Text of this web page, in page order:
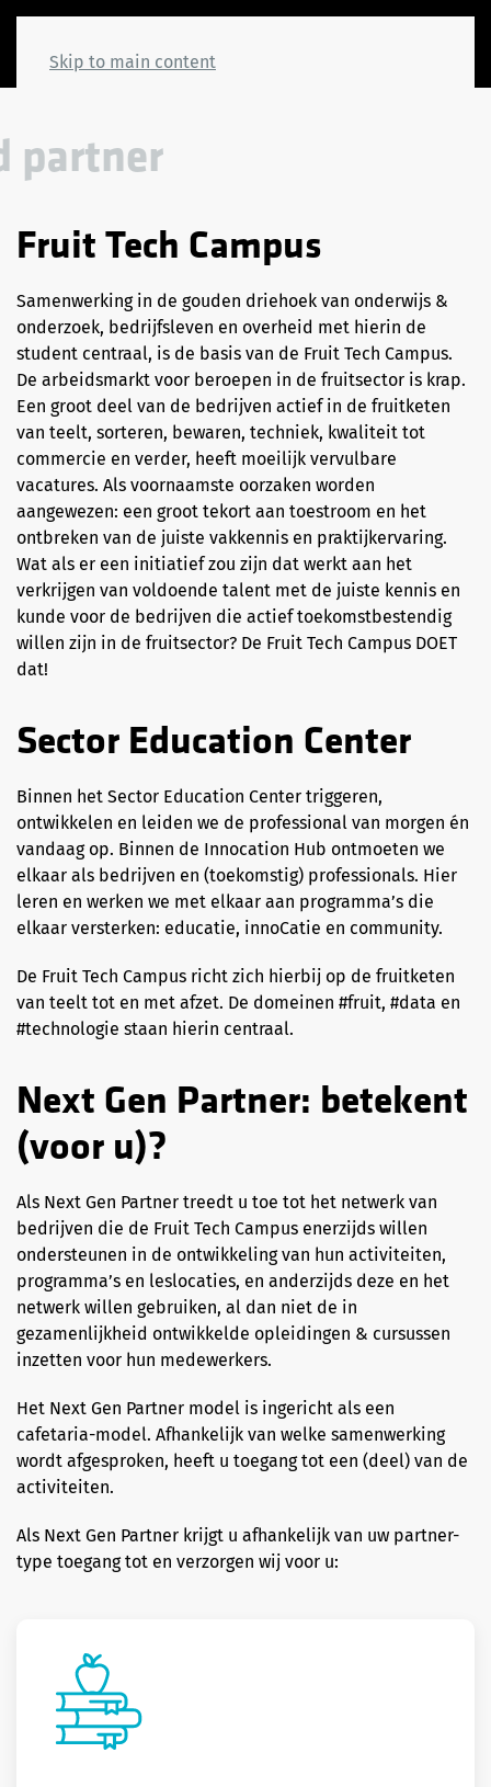
Skip to main content
partner
Fruit Tech Campus
Samenwerking in de gouden driehoek van onderwijs &
onderzoek, bedrijfsleven en overheid met hierin de
student centraal, is de basis van de Fruit Tech Campus.
De arbeidsmarkt voor beroepen in de fruitsector is krap.
Een groot deel van de bedrijven actief in de fruitketen
van teelt, sorteren, bewaren, techniek, kwaliteit tot
commercie en verder, heeft moeilijk vervulbare
vacatures. Als voornaamste oorzaken worden
aangewezen: een groot tekort aan toestroom en het
ontbreken van de juiste vakkennis en praktijkervaring.
Wat als er een initiatief zou zijn dat werkt aan het
verkrijgen van voldoende talent met de juiste kennis en
kunde voor de bedrijven die actief toekomstbestendig
willen zijn in de fruitsector? De Fruit Tech Campus DOET
dat!
Sector Education Center
Binnen het Sector Education Center triggeren,
ontwikkelen en leiden we de professional van morgen én
vandaag op. Binnen de Innocation Hub ontmoeten we
elkaar als bedrijven en (toekomstig) professionals. Hier
leren en werken we met elkaar aan programma’s die
elkaar versterken: educatie, innoCatie en community.
De Fruit Tech Campus richt zich hierbij op de fruitketen
van teelt tot en met afzet. De domeinen #fruit, #data en
#technologie staan hierin centraal.
Next Gen Partner: betekent
(voor u)?
Als Next Gen Partner treedt u toe tot het netwerk van
bedrijven die de Fruit Tech Campus enerzijds willen
ondersteunen in de ontwikkeling van hun activiteiten,
programma’s en leslocaties, en anderzijds deze en het
netwerk willen gebruiken, al dan niet de in
gezamenlijkheid ontwikkelde opleidingen & cursussen
inzetten voor hun medewerkers.
Het Next Gen Partner model is ingericht als een
cafetaria-model. Afhankelijk van welke samenwerking
wordt afgesproken, heeft u toegang tot een (deel) van de
activiteiten.
Als Next Gen Partner krijgt u afhankelijk van uw partner-
type toegang tot en verzorgen wij voor u: